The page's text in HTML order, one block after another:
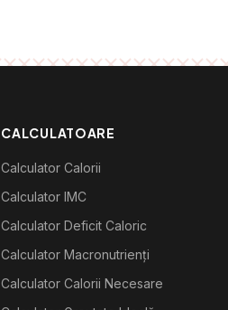
CALCULATOARE
Calculator Calorii
Calculator IMC
Calculator Deficit Caloric
Calculator Macronutrienți
Calculator Calorii Necesare